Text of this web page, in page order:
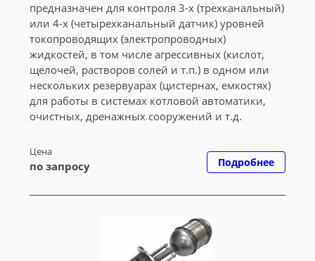
предназначен для контроля 3-х (трехканальный)
или 4-х (четырехканальный датчик) уровней
токопроводящих (электропроводных)
жидкостей, в том числе агрессивных (кислот,
щелочей, растворов солей и т.п.) в одном или
нескольких резервуарах (цистернах, емкостях)
для работы в системах котловой автоматики,
очистных, дренажных сооружений и т.д.
Цена
по запросу Подробнее